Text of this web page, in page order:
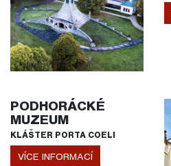
PODHORÁCKÉ
MUZEUM
KLÁŠTER PORTA COELI
VÍCE INFORMACÍ